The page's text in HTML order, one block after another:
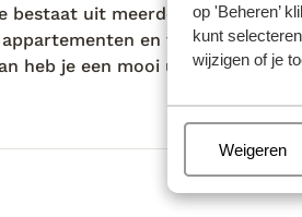
op 'Beheren’
kunt
wijzigen of je
Beheren
Weigeren
bestaat uit meerdere huisjes en
en twintig
heb je een mooi uitzicht over